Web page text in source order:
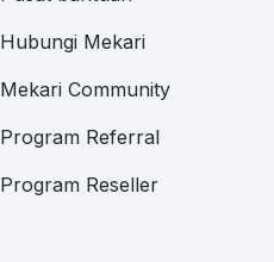
Hubungi Mekari
Mekari Community
Program Referral
Program Reseller